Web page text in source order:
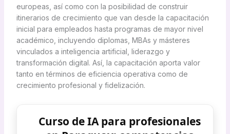
europeas, así como con la posibilidad de construir
itinerarios de crecimiento que van desde la capacitación
inicial para empleados hasta programas de mayor nivel
académico, incluyendo diplomas, MBAs y másteres
vinculados a inteligencia artificial, liderazgo y
transformación digital. Así, la capacitación aporta valor
tanto en términos de eficiencia operativa como de
crecimiento profesional y fidelización.
Curso de IA para profesionales